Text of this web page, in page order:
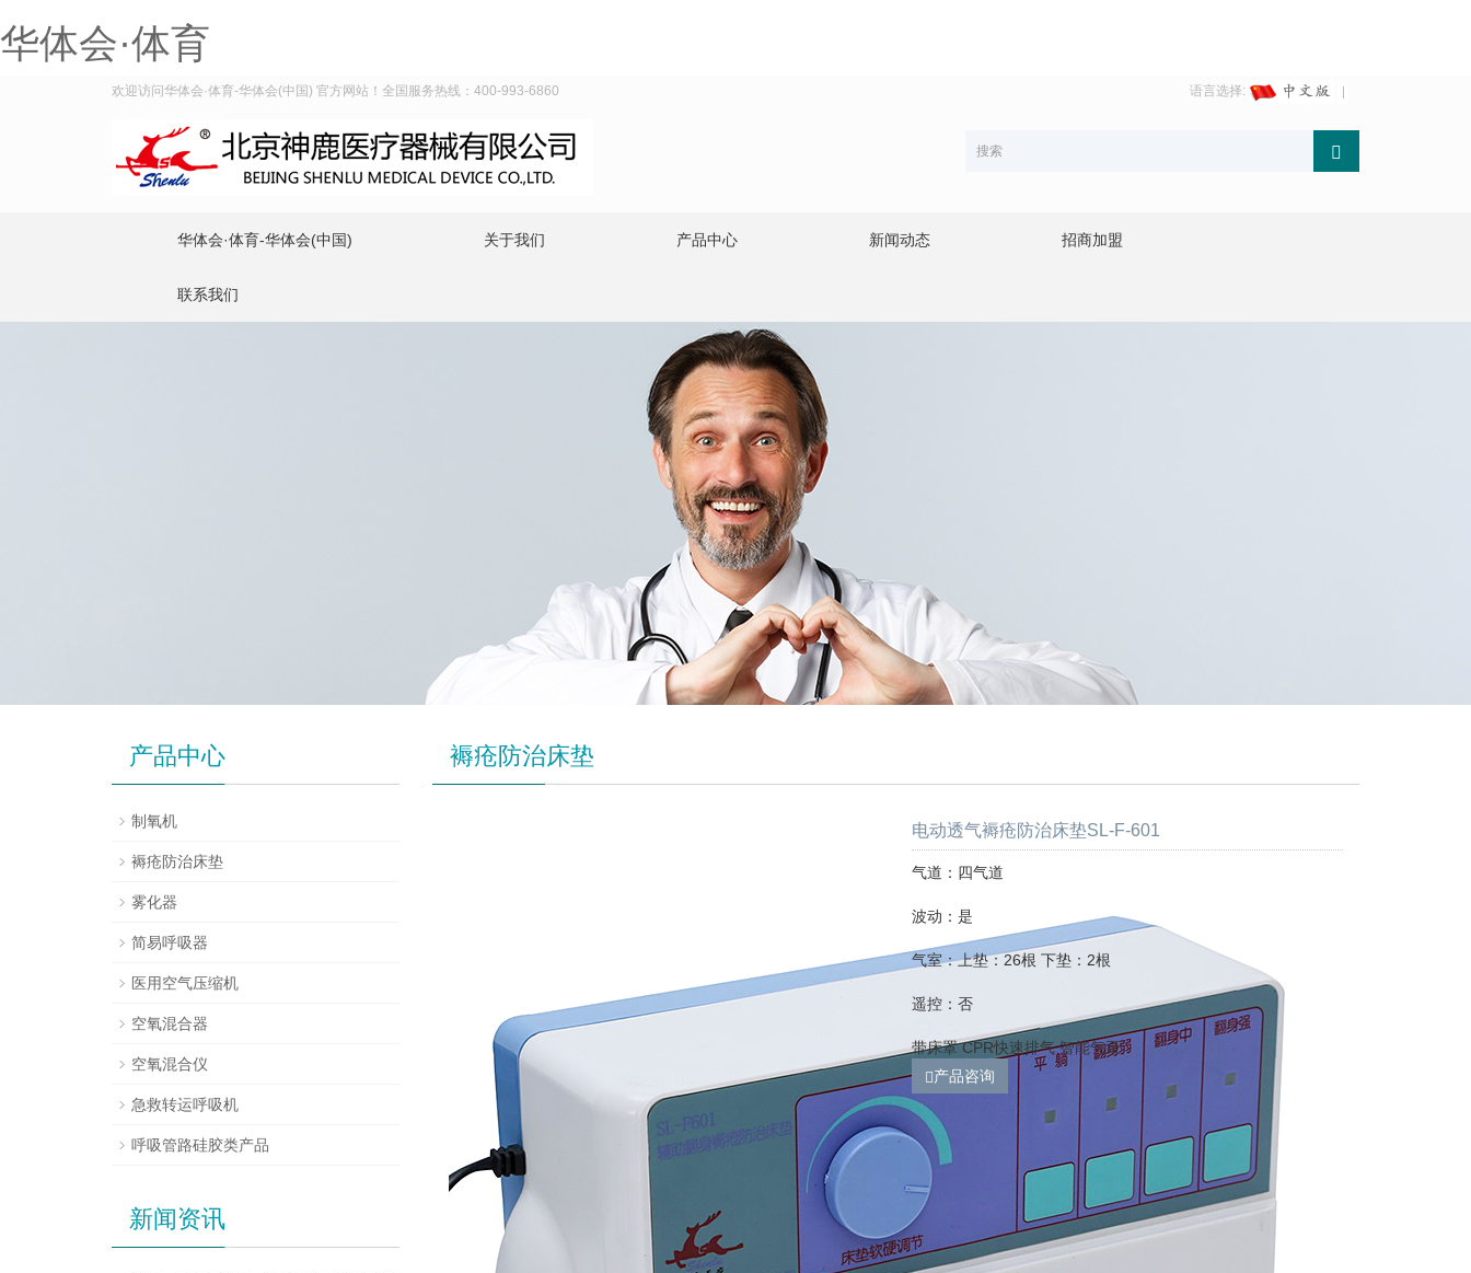
华体会·体育
欢迎访问华体会·体育-华体会(中国) 官方网站！全国服务热线：400-993-6860 语言选择:
华体会·体育-华体会(中国) 关于我们 产品中心 新闻动态 招商加盟
联系我们
褥疮防治床垫
电动透气褥疮防治床垫SL-F-601
气道：四气道
波动：是
气室：上垫：26根 下垫：2根
遥控：否
带床罩 CPR快速排气 智能气泵
产品咨询
产品中心
制氧机
褥疮防治床垫
雾化器
简易呼吸器
医用空气压缩机
空氧混合器
空氧混合仪
急救转运呼吸机
呼吸管路硅胶类产品
新闻资讯